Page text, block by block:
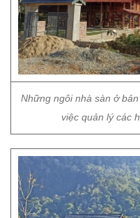
Những ngôi nhà sàn ở
việc quản lý các